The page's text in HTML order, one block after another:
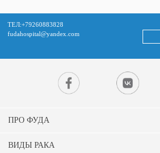
ТЕЛ:+79260883828
fudahospital@yandex.com
ПРО ФУДА
ВИДЫ РАКА